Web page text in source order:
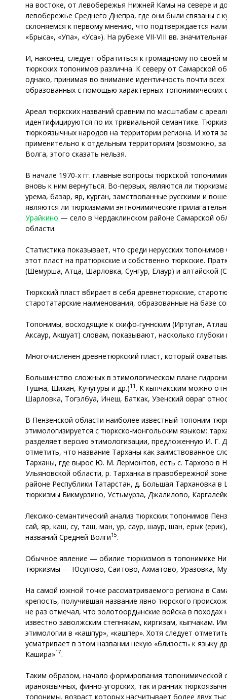
на востоке, от левобережья Нижней Камы на севере и
левобережье Среднего Днепра, где они были связаны с
склоняемся к первому мнению, что подтверждается
«Брыса», «Упа», «Уса»). На рубеже VII-VIII вв.
И, наконец, следует обратиться к громадному по
тюркских топонимов различна. К северу от Самарской
однако, принимая во внимание идентичность почти
образованных с помощью характерных топонимических
Ареал тюркских названий сравним по масштабам с
идентифицируются по их тривиальной семантике.
тюркоязычных народов на территории региона. И хотя
применительно к отдельным территориям (возможно,
Волга, этого сказать нельзя.
В начале 1970-х гг. главные вопросы тюркской
вновь к ним вернуться. Во-первых, являются ли
урема, базар, яр, курган, замствованные русскими и
являются ли тюркизмами энтнонимические
Урайкино — село в Чердаклинском районе Самарской
области.
Статистика показывает, что среди нерусских
этот пласт на пратюркские и собственно тюркские.
(Шемурша, Атца, Шарловка, Сунгур, Елаур) и алтайской
Тюркский пласт вбирает в себя древнетюркские,
старотатарские наименования, образованные на базе
Топонимы, восходящие к скифо-гуннским (Иртуган,
Аксаур, Акшуат) словам, показывают, насколько
Многочисленен древнетюркский пласт, который
Большинство сложных в этимологическом плане
Тушна, Шихан, Кучугуры и др.)11 . К кыпчакским можно
Шарловка, Тогэлбуа, Инеш, Баткак, Узенский овраг
В Пензенской области наиболее известный топоним
этимологизируется с тюркско-монгольским языком:
разделяет версию этимологизации, предложенную И.
отметить, что название Тарханы как заимствованное
Тарханы, где вырос Ю. М. Лермонтов, есть с. Тархово в
Ульяновской области, р. Тарханка в правобережной
районе Республики Татарстан, д. Большая Тархановка
тюркизмы Бикмурзино, Устьмурза, Джалилово,
Лексико-семантический анализ тюркских топонимов
сай, яр, каш, су, таш, ман, ур, саур, шаур, шан, ерык
названий Средней Волги15.
Обычное явление — обилие тюркизмов в топонимике
тюркизмы — Юсупово, Саитово, Ахматово, Уразовка,
На самой южной точке рассматриваемого региона в
крепость, получившая название явно тюрского
не раз отмечал, что золотоордынские войска в
известно заволжским степнякам, киргизам, кыпчакам.
этимологии в «кашпур», «кашпер». Хотя следует
усматривает в этом названии некую «близость к
Кашира»17.
Таким образом, начало формирования топонимической
ираноязычных, финно-угорских, так и ранних
топонимы, возраст которых насчитывает более двух